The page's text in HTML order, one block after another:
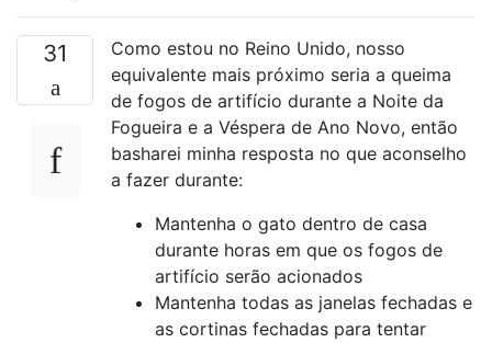
31
Como estou no Reino Unido, nosso
equivalente mais próximo seria a queima
de fogos de artifício durante a Noite da
Fogueira e a Véspera de Ano Novo, então
basharei minha resposta no que aconselho
a fazer durante:
Mantenha o gato dentro de casa
durante horas em que os fogos de
artifício serão acionados
Mantenha todas as janelas fechadas e
as cortinas fechadas para tentar